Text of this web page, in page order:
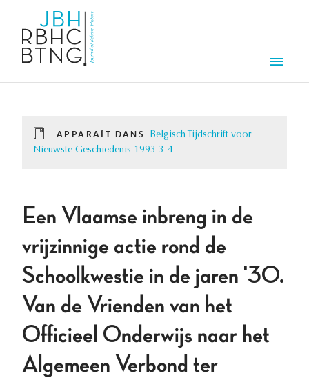
APPARAÎT DANS
Belgisch Tijdschrift voor
Nieuwste Geschiedenis 1993 3-4
Een Vlaamse inbreng in de
vrijzinnige actie rond de
Schoolkwestie in de jaren '30.
Van de Vrienden van het
Officieel Onderwijs naar het
Algemeen Verbond ter